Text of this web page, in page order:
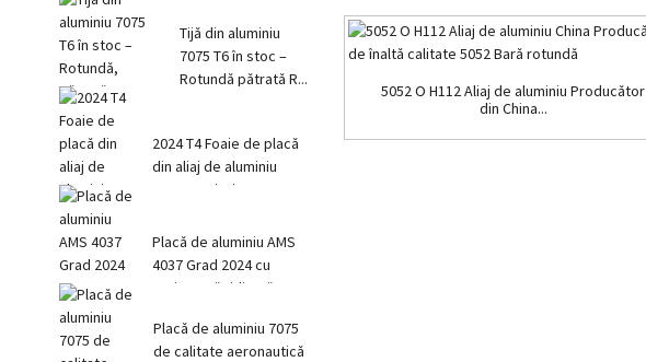
Tijă din aluminiu
7075 T6 în stoc –
Rotundă pătrată R...
2024 T4 Foaie de placă
din aliaj de aluminiu
pentru aviație 2024
Placă de aluminiu AMS
4037 Grad 2024 cu
rezistență ridicată
Placă de aluminiu 7075
de calitate aeronautică
5052 O H112 Aliaj de aluminiu Producător
din China...